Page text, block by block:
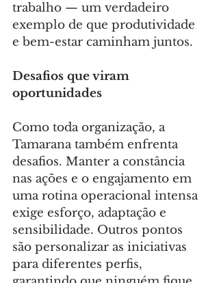
trabalho — um verdadeiro
exemplo de que produtividade
e bem-estar caminham juntos.
Desafios que viram
oportunidades
Como toda organização, a
Tamarana também enfrenta
desafios. Manter a constância
nas ações e o engajamento em
uma rotina operacional intensa
exige esforço, adaptação e
sensibilidade. Outros pontos
são personalizar as iniciativas
para diferentes perfis,